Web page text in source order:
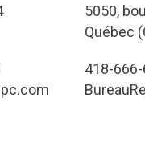
5050,
Québec
418-